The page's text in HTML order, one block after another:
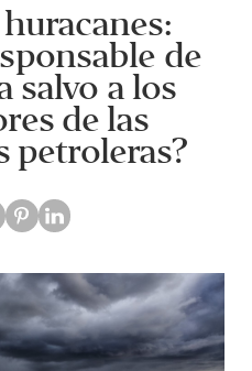
de
salvo a los
de las
petroleras?